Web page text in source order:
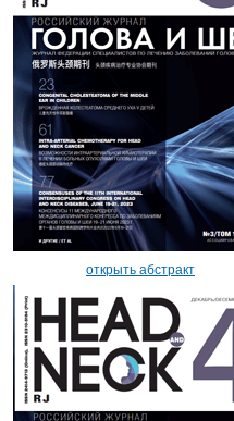
открыть абстракт